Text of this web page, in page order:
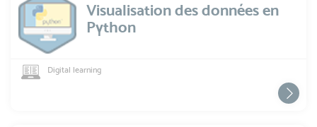
Visualisation des données en
Python
Digital learning